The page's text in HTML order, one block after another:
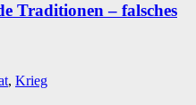
Traditionen – falsches
, Krieg